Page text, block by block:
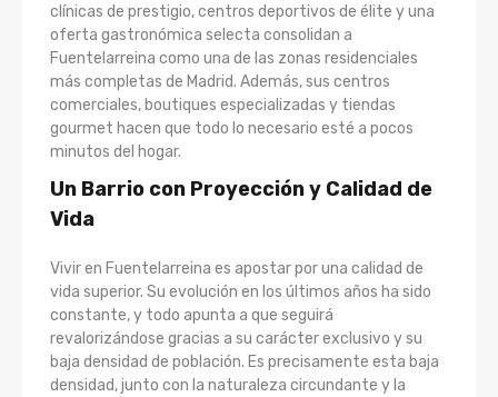
clínicas de prestigio, centros deportivos de élite y una
oferta gastronómica selecta consolidan a
Fuentelarreina como una de las zonas residenciales
más completas de Madrid. Además, sus centros
comerciales, boutiques especializadas y tiendas
gourmet hacen que todo lo necesario esté a pocos
minutos del hogar.
Un Barrio con Proyección y Calidad de
Vida
Vivir en Fuentelarreina es apostar por una calidad de
vida superior. Su evolución en los últimos años ha sido
constante, y todo apunta a que seguirá
revalorizándose gracias a su carácter exclusivo y su
baja densidad de población. Es precisamente esta baja
densidad, junto con la naturaleza circundante y la